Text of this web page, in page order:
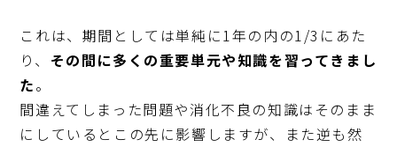
これは、期間としては単純に1年の内の1/3にあた
り、 その間に多くの重要単元や知識を習ってきまし
た。
間違えてしまった問題や消化不良の知識はそのまま
にしているとこの先に影響しますが、また逆も然